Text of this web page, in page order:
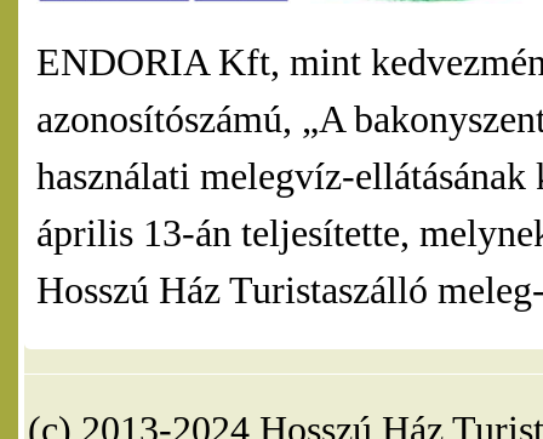
ENDORIA Kft, mint
azonosítószámú, „A
használati melegvíz-
április 13-án teljesítette,
Hosszú Ház Turistaszálló
(c) 2013-2024 Hosszú Ház